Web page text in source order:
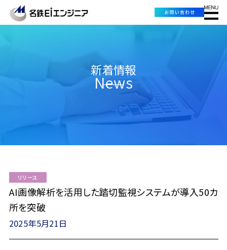
新着情報
News
リリース
AI画像解析を活用した踏切監視システムが導入50カ
所を突破
2025年5月21日